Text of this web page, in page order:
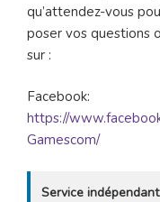
qu’attendez-vous
poser vos questions
sur :
Facebook:
https://
Gamescom/
Service